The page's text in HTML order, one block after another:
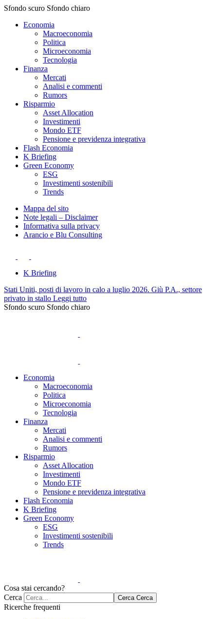
Sfondo scuro Sfondo chiaro
Economia
Macroeconomia
Politica
Microeconomia
Tecnologia
Finanza
Mercati
Analisi e commenti
Rumors
Risparmio
Asset Allocation
Investimenti
Mondo ETF
Pensione e previdenza integrativa
Flash Economia
K Briefing
Green Economy
ESG
Investimenti sostenibili
Trends
Mappa del sito
Note legali – Disclaimer
Informativa sulla privacy
Arancio e Blu Consulting
K Briefing
Stati Uniti, posti di lavoro in calo a luglio 2026. Giù P.A., settore
privato in stallo Leggi tutto
Sfondo scuro Sfondo chiaro
Economia
Macroeconomia
Politica
Microeconomia
Tecnologia
Finanza
Mercati
Analisi e commenti
Rumors
Risparmio
Asset Allocation
Investimenti
Mondo ETF
Pensione e previdenza integrativa
Flash Economia
K Briefing
Green Economy
ESG
Investimenti sostenibili
Trends
Cosa stai cercando?
Cerca
Cerca Cerca
Ricerche frequenti